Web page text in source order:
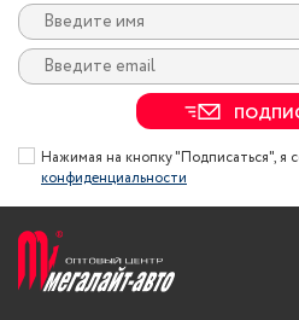
Нажимая на кнопку "Подписаться", я
конфиденциальности